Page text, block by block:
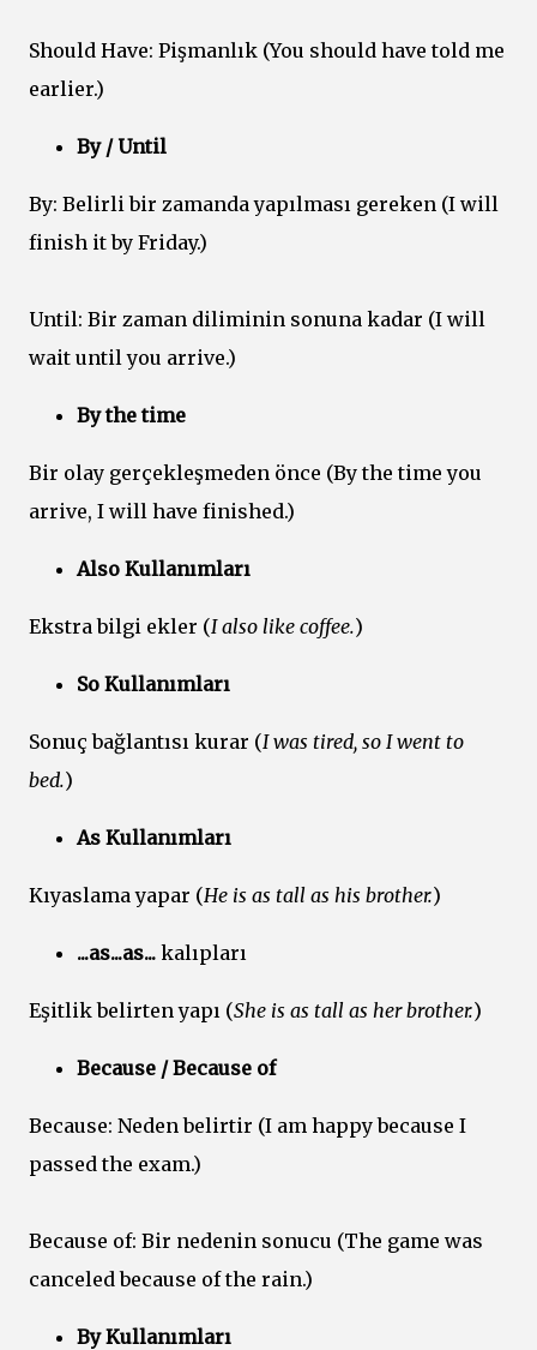
Should Have: Pişmanlık (You should have told me
earlier.)
By / Until
By: Belirli bir zamanda yapılması gereken (I will
finish it by Friday.)
Until: Bir zaman diliminin sonuna kadar (I will
wait until you arrive.)
By the time
Bir olay gerçekleşmeden önce (By the time you
arrive, I will have finished.)
Also Kullanımları
Ekstra bilgi ekler (I also like coffee.)
So Kullanımları
Sonuç bağlantısı kurar (I was tired, so I went to
bed.)
As Kullanımları
Kıyaslama yapar (He is as tall as his brother.)
...as...as... kalıpları
Eşitlik belirten yapı (She is as tall as her brother.)
Because / Because of
Because: Neden belirtir (I am happy because I
passed the exam.)
Because of: Bir nedenin sonucu (The game was
canceled because of the rain.)
By Kullanımları